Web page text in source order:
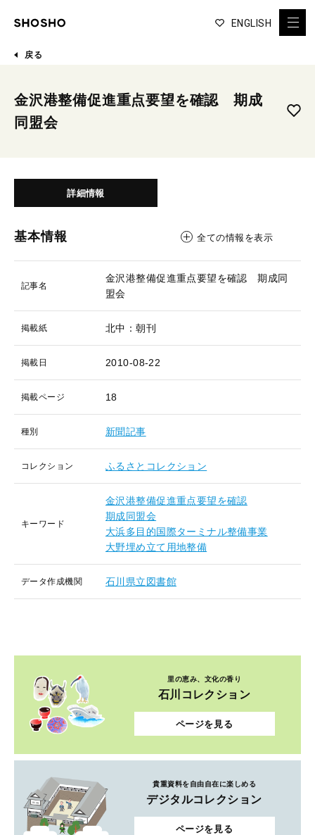
ENGLISH
戻る
金沢港整備促進重点要望を確認 期成
同盟会
詳細情報
基本情報 全ての情報を表示
記事名
金沢港整備促進重点要望を確認 期成同
盟会
掲載紙 北中：朝刊
掲載日 2010-08-22
掲載ページ 18
種別 新聞記事
コレクション ふるさとコレクション
キーワード
金沢港整備促進重点要望を確認
期成同盟会
大浜多目的国際ターミナル整備事業
大野埋め立て用地整備
データ作成機関 石川県立図書館
里の恵み、文化の香り
石川コレクション
ページを見る
貴重資料を自由自在に楽しめる
デジタルコレクション
ページを見る